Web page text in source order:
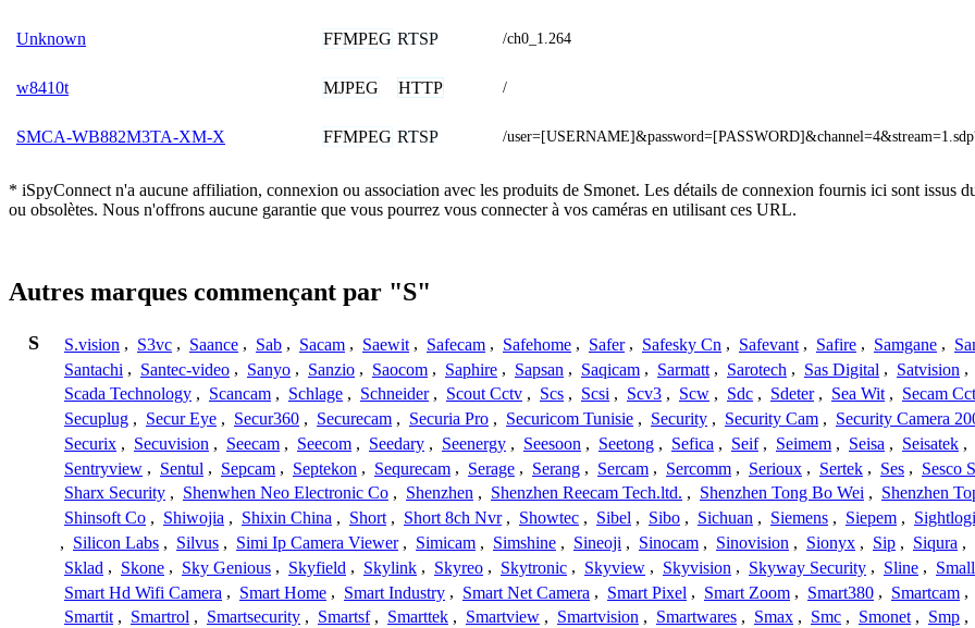
Unknown FFMPEG RTSP /ch0_1.264
w8410t MJPEG HTTP /
SMCA-WB882M3TA-XM-X FFMPEG RTSP /
* iSpyConnect n'a aucune affiliation, connexion ou association avec les produits de Smonet. Les détails de connexion fournis ici sont issus
ou obsolètes. Nous n'offrons aucune garantie que vous pourrez vous connecter à vos caméras en utilisant ces URL.
Autres marques commençant par "S"
S S.vision , S3vc , Saance , Sab , Sacam , Saewit , Safecam , Safehome , Safer , Safesky Cn , Safevant , Safire , Samgane ,
Santachi , Santec-video , Sanyo , Sanzio , Saocom , Saphire , Sapsan , Saqicam , Sarmatt , Sarotech , Sas Digital , Satvision ,
Scada Technology , Scancam , Schlage , Schneider , Scout Cctv , Scs , Scsi , Scv3 , Scw , Sdc , Sdeter , Sea Wit , Secam
Secuplug , Secur Eye , Secur360 , Securecam , Securia Pro , Securicom Tunisie , Security , Security Cam , Security Camera
Securix , Secuvision , Seecam , Seecom , Seedary , Seenergy , Seesoon , Seetong , Sefica , Seif , Seimem , Seisa , Seisatek ,
Sentryview , Sentul , Sepcam , Septekon , Sequrecam , Serage , Serang , Sercam , Sercomm , Serioux , Sertek , Ses , Sesco
Sharx Security , Shenwhen Neo Electronic Co , Shenzhen , Shenzhen Reecam Tech.ltd. , Shenzhen Tong Bo Wei , Shenzhen
Shinsoft Co , Shiwojia , Shixin China , Short , Short 8ch Nvr , Showtec , Sibel , Sibo , Sichuan , Siemens , Siepem ,
, Silicon Labs , Silvus , Simi Ip Camera Viewer , Simicam , Simshine , Sineoji , Sinocam , Sinovision , Sionyx , Sip , Siqura ,
Sklad , Skone , Sky Genious , Skyfield , Skylink , Skyreo , Skytronic , Skyview , Skyvision , Skyway Security , Sline ,
Smart Hd Wifi Camera , Smart Home , Smart Industry , Smart Net Camera , Smart Pixel , Smart Zoom , Smart380 , Smartcam ,
Smartit , Smartrol , Smartsecurity , Smartsf , Smarttek , Smartview , Smartvision , Smartwares , Smax , Smc , Smonet , Smp ,